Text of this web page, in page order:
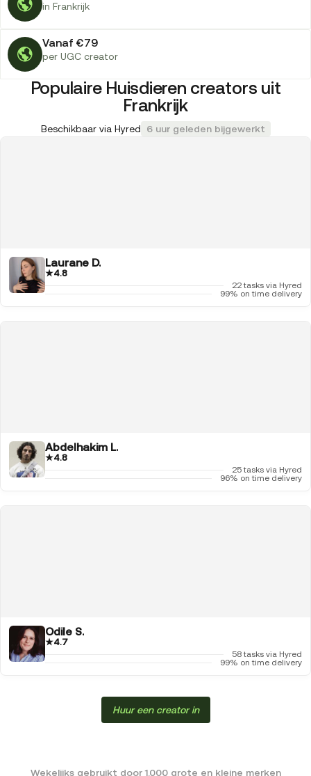
in Frankrijk
Vanaf €79
per UGC creator
Populaire Huisdieren creators uit
Frankrijk
Beschikbaar via Hyred 6 uur geleden bijgewerkt
Laurane D.
★4.8
22 tasks via Hyred
99% on time delivery
Abdelhakim L.
★4.8
25 tasks via Hyred
96% on time delivery
Odile S.
★4.7
58 tasks via Hyred
99% on time delivery
Huur een creator in
Wekelijks gebruikt door 1.000 grote en kleine merken